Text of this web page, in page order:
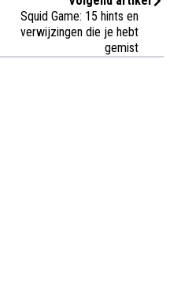
Squid Game: 15 hints en
verwijzingen die je hebt
gemist